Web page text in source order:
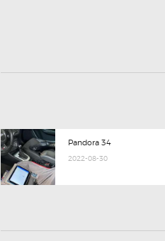
POST
NAVIGATION
post:
Pandora 34
2022-08-30